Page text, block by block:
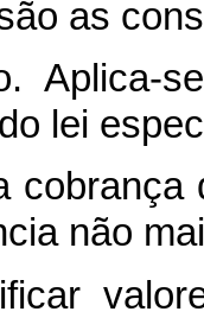
as
Aplica-
lei
não